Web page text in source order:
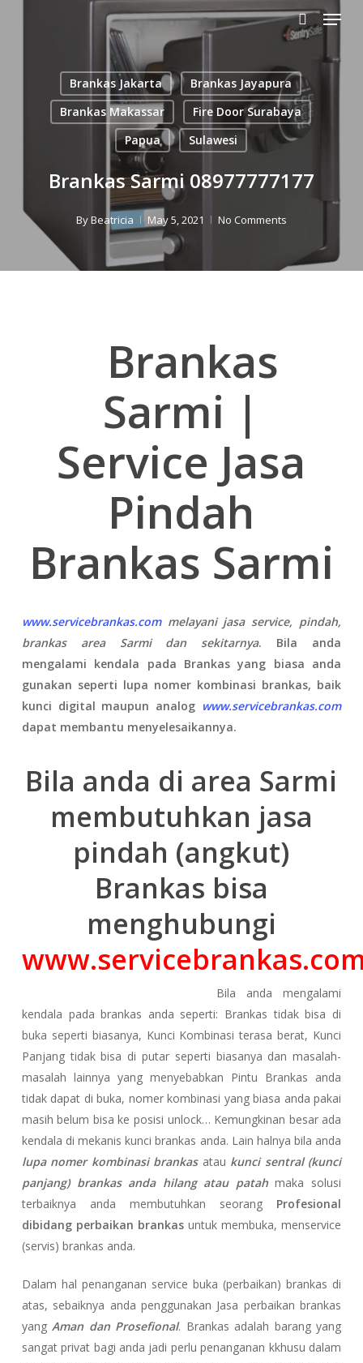
search
Menu
Brankas Jakarta
Brankas Jayapura
Brankas Makassar
Fire Door Surabaya
Papua
Sulawesi
Brankas Sarmi 08977777177
ByBeatricia May 5, 2021 No Comments
Brankas
Sarmi |
Service Jasa
Pindah
Brankas Sarmi
www.servicebrankas.commelayani jasa service, pindah,
brankas area Sarmi dan sekitarnya. Bila anda
mengalami kendala pada Brankas yang biasa anda
gunakan seperti lupa nomer kombinasi brankas, baik
kunci digital maupun analog www.servicebrankas.com
dapat membantu menyelesaikannya.
Bila anda di area Sarmi
membutuhkan jasa
pindah (angkut)
Brankas bisa
menghubungi
Bila anda mengalami
kendala pada brankas anda seperti: Brankas tidak bisa di
buka seperti biasanya, Kunci Kombinasi terasa berat, Kunci
Panjang tidak bisa di putar seperti biasanya dan masalah-
masalah lainnya yang menyebabkan Pintu Brankas anda
tidak dapat di buka, nomer kombinasi yang biasa anda pakai
masih belum bisa ke posisi unlock… Kemungkinan besar ada
kendala di mekanis kunci brankas anda. Lain halnya bila anda
lupa nomer kombinasi brankasatau kunci sentral (kunci
panjang) brankas anda hilang atau patahmaka solusi
terbaiknya anda membutuhkan seorang Profesional
dibidang perbaikan brankas untuk membuka, menservice
(servis) brankas anda.
Dalam hal penanganan service buka (perbaikan) brankas di
atas, sebaiknya anda penggunakan Jasa perbaikan brankas
yangAman dan Prosefional. Brankas adalah barang yang
sangat privat bagi anda jadi perlu penanganan kkhusu dalam